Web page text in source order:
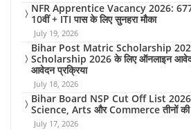
NFR Apprentice Vacancy 2026: 6777
10वीं + ITI पास के लिए सुनहरा मौका
July 19, 2026
Bihar Post Matric Scholarship
Scholarship 2026 के लिए ऑनलाइन
आवेदन प्रक्रिया
July 18, 2026
Bihar Board NSP Cut Off List 2026
Science, Arts और Commerce तीनों की
July 17, 2026